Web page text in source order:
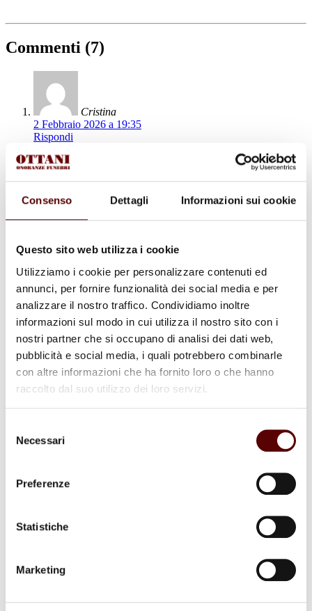
Consenso Dettagli Informazioni sui cookie
Questo sito web utilizza i cookie
Utilizziamo i cookie per personalizzare contenuti ed
annunci, per fornire funzionalità dei social media e per
analizzare il nostro traffico. Condividiamo inoltre
informazioni sul modo in cui utilizza il nostro sito con i
nostri partner che si occupano di analisi dei dati web,
pubblicità e social media, i quali potrebbero combinarle
con altre informazioni che ha fornito loro o che hanno
raccolto dal suo utilizzo dei loro servizi.
delNecessari
Preferenze
Statistiche
Marketing
Commenti (7)
Cristina
2 Febbraio 2026 a 19:35
Rispondi
Sentite condoglianze dalla famiglia Monesi Mauro (vetraio)
Rispondi
Gent.mi,
vi ringrazio infinitamente per il pensiero che avete
avuto per la mamma.
Un caro saluto
Valerio e Bruno Muzzioli
Rispondi
sentite condoglianze al figlio al marito ed ai parenti
Rispondi